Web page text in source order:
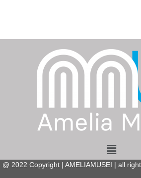
Menu
@ 2022 Copyright | AMELIAMUSEI | all